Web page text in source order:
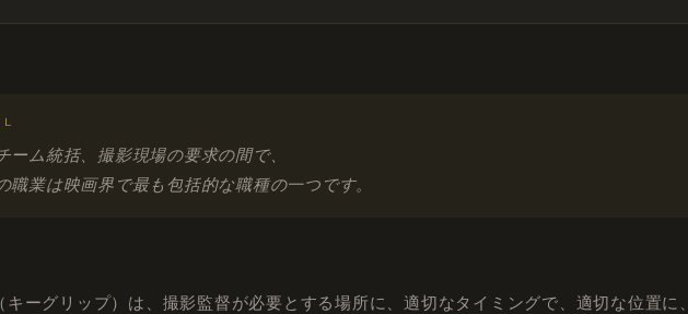
ーム統括、撮影現場の要求の間で、
職業は映画界で最も包括的な職種の一つです。
ーグリップ）は、撮影監督が必要とする場所に、適切なタイミングで、適切な位置に、